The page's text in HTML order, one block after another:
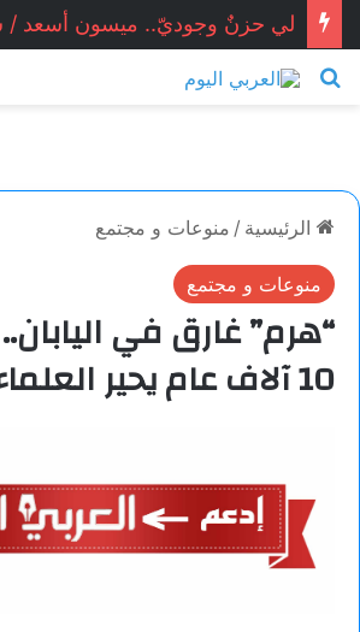
لي حزنٌ وجوديّ.. ميسون أسعد /
بحث عن
الرئيسية / منوعات و مجتمع
منوعات و مجتمع
“هرم” غارق في
10 آلاف عام يحير العلماء